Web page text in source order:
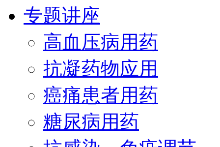
专题讲座
高血压病用药
抗凝药物应用
癌痛患者用药
糖尿病用药